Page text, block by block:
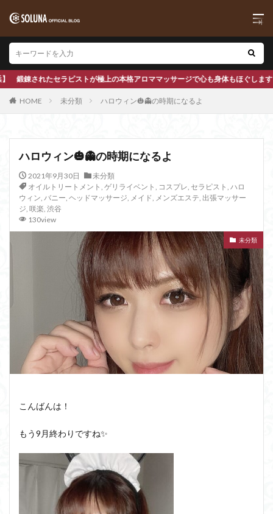
ージで心も身体もほぐします
HOME 未分類 ハロウィン🎃👻の時期になるよ
ハロウィン🎃👻の時期になるよ
2021年9月30日
未分類
オイルトリートメント , ゲリライベント , コスプレ, セラピスト , ハロ
ウィン, バニー, ヘッドマッサージ, メイド, メンズエステ, 出張マッサー
ジ, 咲楽, 渋谷
130view
未分類
こんばんは！
もう9月終わりですね✨